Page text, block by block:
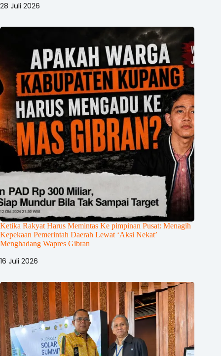
28 Juli 2026
Ketika Rakyat Harus Memintas Ke pimpinan Pusat: Menagih
Kepekaan Pemerintah Daerah Lewat ‘Aksi Nekat’
Menghadang Wapres Gibran
16 Juli 2026